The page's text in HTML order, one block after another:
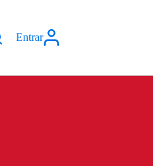
Entrar